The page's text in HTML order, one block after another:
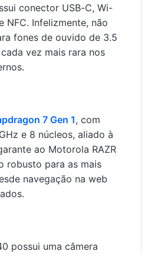
conector USB-C, Wi-
NFC. Infelizmente, não
fones de ouvido de 3.5
vez mais rara nos
7 Gen 1, com
e 8 núcleos, aliado à
ao Motorola RAZR
robusto para as mais
navegação na web
possui uma câmera